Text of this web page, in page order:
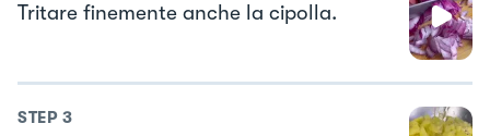
Tritare finemente anche la cipolla.
STEP 3